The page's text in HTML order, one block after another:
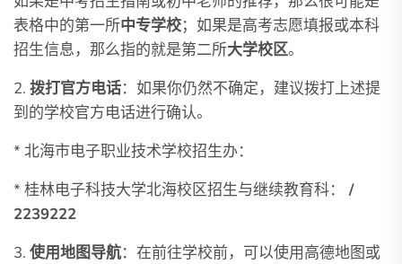
表格中的第一所中专学校；如果是高考志愿填报或本科
招生信息，那么指的就是第二所大学校区。
2. 拨打官方电话：如果你仍然不确定，建议拨打上述提
到的学校官方电话进行确认。
* 北海市电子职业技术学校招生办：
* 桂林电子科技大学北海校区招生与继续教育科：
/
2239222
3. 使用地图导航：在前往学校前，可以使用高德地图或